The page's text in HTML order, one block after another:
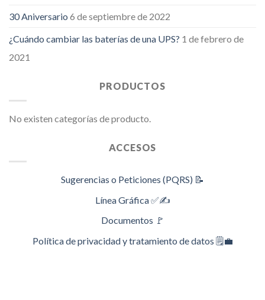
30 Aniversario 6 de septiembre de 2022
¿Cuándo cambiar las baterías de una UPS? 1 de febrero de
2021
PRODUCTOS
No existen categorías de producto.
ACCESOS
Sugerencias o Peticiones (PQRS) 📝
Línea Gráfica ✅✍️
Documentos 🚩
Política de privacidad y tratamiento de datos 🗒️💼